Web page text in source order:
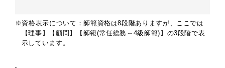
※資格表示について：師範資格は8段階ありますが、ここでは
【理事】【顧問】【師範(常任総務～4級師範)】の3段階で表
示しています。